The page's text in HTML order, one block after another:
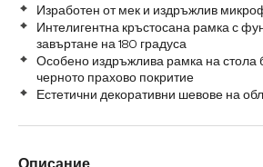
Изработен от мек и издръжлив
Интелигентна кръстосана рамка с
завъртане на 180 градуса
Особено издръжлива рамка на стола
черното прахово покритие
Естетични декоративни шевове на